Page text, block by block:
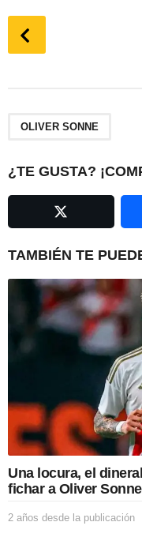
o
i
n
t
i
OLIVER SONNE
¿TE GUSTA?
TAMBIÉN TE
Una locura, el
fichar a Oliver Sonne
2 años desde la publicación